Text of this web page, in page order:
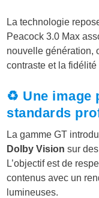
La technologie
Peacock 3.0 Max
nouvelle génération,
contraste et la
♻️ Une image
standards
La gamme GT
Dolby Vision sur
L’objectif est de
contenus avec un
lumineuses.